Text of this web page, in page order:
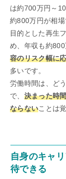
は約700万円～
約800万円が相
目的とした再生
め、年収も約
容のリスク幅に
多いです。
労働時間は、ど
で、 決まった時
ならないことは
自身のキャ
待できる